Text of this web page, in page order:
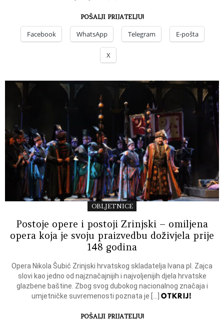
POŠALJI PRIJATELJU!
Facebook WhatsApp Telegram E-pošta
X
OBLJETNICE
Postoje opere i postoji Zrinjski – omiljena
opera koja je svoju praizvedbu doživjela prije
148 godina
Opera Nikola Šubić Zrinjski hrvatskog skladatelja Ivana pl. Zajca
slovi kao jedno od najznačajnijih i najvoljenijih djela hrvatske
glazbene baštine. Zbog svog dubokog nacionalnog značaja i
umjetničke suvremenosti poznata je […]OTKRIJ!
POŠALJI PRIJATELJU!